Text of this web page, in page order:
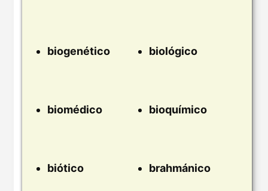
biogenético biológico
biomédico bioquímico
biótico brahmánico